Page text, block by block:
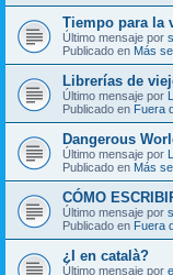
Tiempo para la
Último mensaje por
Publicado en Más
Librerías de
Último mensaje por
Publicado en Fuera
Dangerous
Último mensaje por
Publicado en Más
CÓMO
Último mensaje por
Publicado en Fuera
¿I en català?
Último mensaje por